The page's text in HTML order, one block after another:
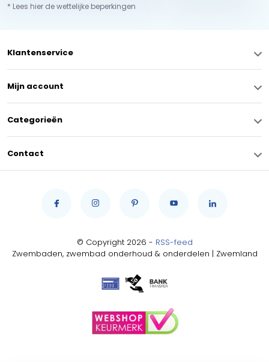
* Lees hier de wettelijke beperkingen
Klantenservice
Mijn account
Categorieën
Contact
© Copyright 2026 - RSS-feed
Zwembaden, zwembad onderhoud & onderdelen | Zwemland